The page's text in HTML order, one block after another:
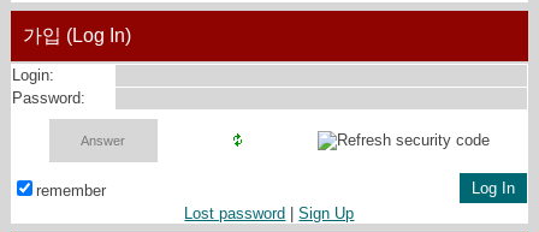
가입 (Log In)
Login:
Password:
remember
Lost password |Sign Up